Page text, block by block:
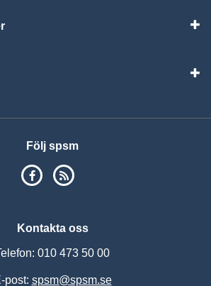
Följ spsm
SPSM på Facebook
Kontakta oss
010 473 50 00
post: spsm@spsm.se